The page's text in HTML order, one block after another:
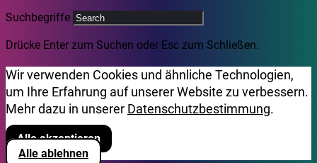
Suchbegriffe
Drücke Enter zum Suchen oder Esc zum Schließen.
Wir verwenden Cookies und ähnliche Technologien,
um Ihre Erfahrung auf unserer Website zu verbessern.
Mehr dazu in unserer Datenschutzbestimmung.
Alle akzeptieren
Alle ablehnen